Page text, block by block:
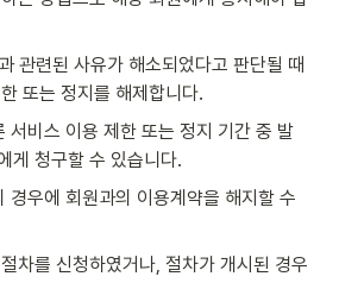
관련된 사유가 해소되었다고 판단될 때
또는 정지를 해제합니다.
비스 이용 제한 또는 정지 기간 중 발
게 청구할 수 있습니다.
우에 회원과의 이용계약을 해지할 수
차를 신청하였거나, 절차가 개시된 경우